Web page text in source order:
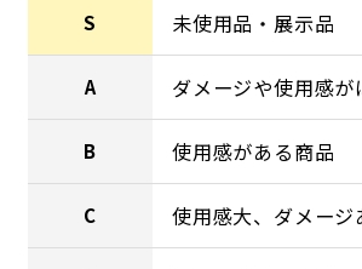
S 未使用品・展示品
A ダメージや使用感が
B 使用感がある商品
C 使用感大、ダメージ